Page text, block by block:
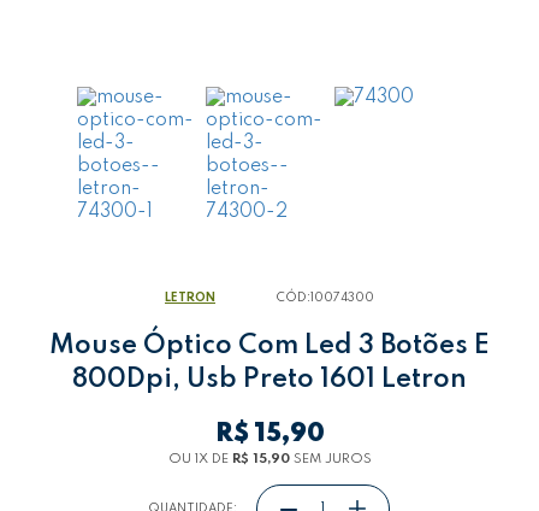
LETRON CÓD: 10074300
Mouse Óptico Com Led 3 Botões E
800Dpi, Usb Preto 1601 Letron
R$ 15,90
OU 1XDE R$ 15,90SEM JUROS